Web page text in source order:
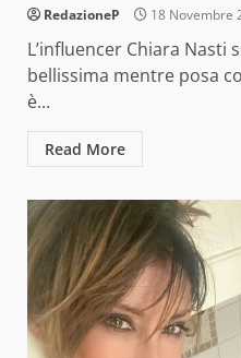
RedazioneP 18 Novembre
L’influencer Chiara Nasti
bellissima mentre posa
è...
Read More